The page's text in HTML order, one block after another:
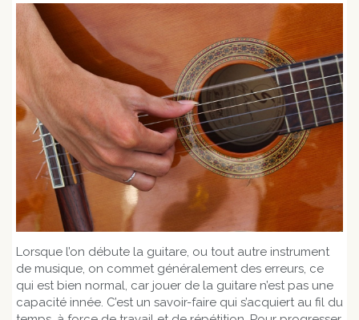
Lorsque l’on débute la guitare, ou tout autre instrument
de musique, on commet généralement des erreurs, ce
qui est bien normal, car jouer de la guitare n’est pas une
capacité innée. C’est un savoir-faire qui s’acquiert au fil du